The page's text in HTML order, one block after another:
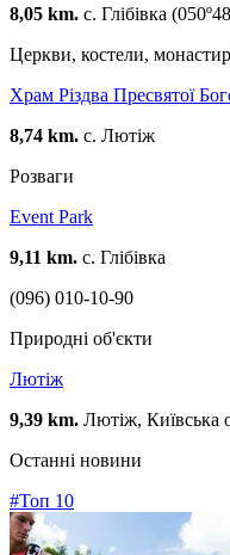
8,05 km. с. Глібівка
Церкви, костели,
Храм Різдва Пресвятої
8,74 km. с. Лютіж
Розваги
Event Park
9,11 km. с. Глібівка
(096) 010-10-90
Природні об'єкти
Лютіж
9,39 km. Лютіж, Київська
Останні новини
#Топ 10